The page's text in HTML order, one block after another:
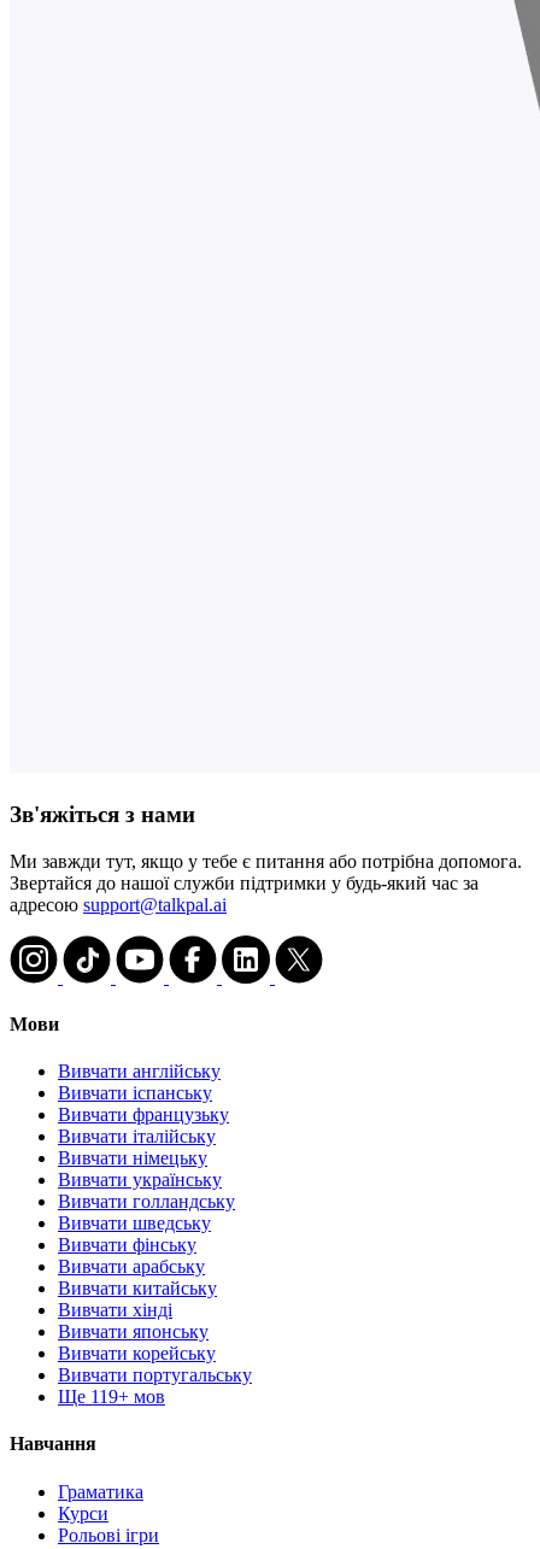
Зв'яжіться з нами
Ми завжди тут, якщо у тебе є питання або потрібна допомога.
Звертайся до нашої служби підтримки у будь-який час за
адресою support@talkpal.ai
Мови
Вивчати англійську
Вивчати іспанську
Вивчати французьку
Вивчати італійську
Вивчати німецьку
Вивчати українську
Вивчати голландську
Вивчати шведську
Вивчати фінську
Вивчати арабську
Вивчати китайську
Вивчати хінді
Вивчати японську
Вивчати корейську
Вивчати португальську
Ще 119+ мов
Навчання
Граматика
Курси
Рольові ігри